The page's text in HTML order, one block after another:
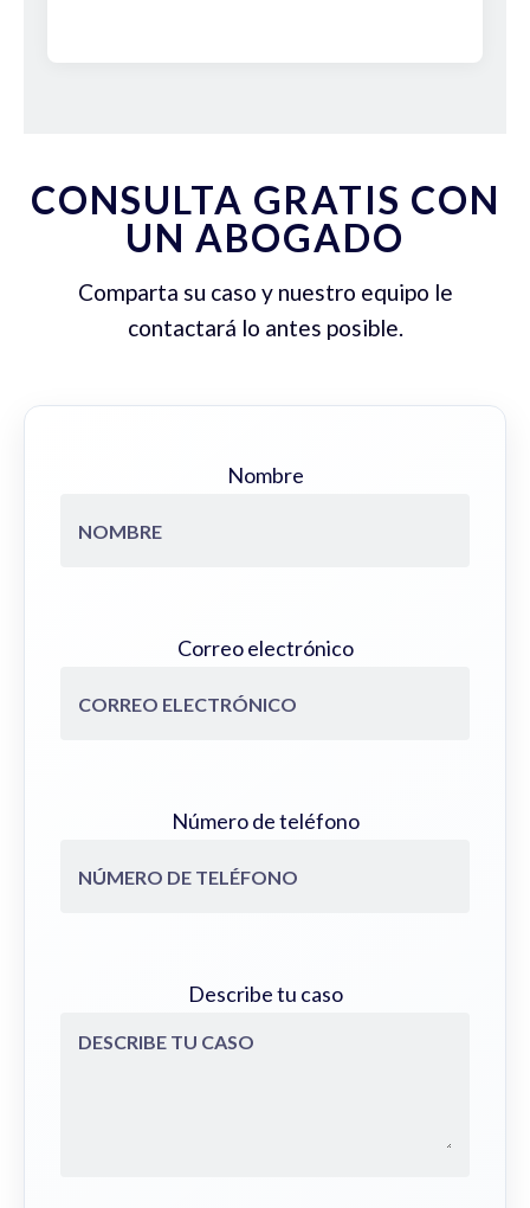
CONSULTA GRATIS CON
UN ABOGADO
Comparta su caso y nuestro equipo le
contactará lo antes posible.
Nombre
Correo electrónico
Número de teléfono
Describe tu caso